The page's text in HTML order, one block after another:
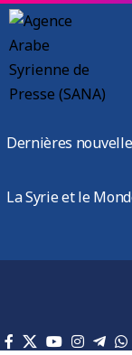
Dernières
La Syrie et le